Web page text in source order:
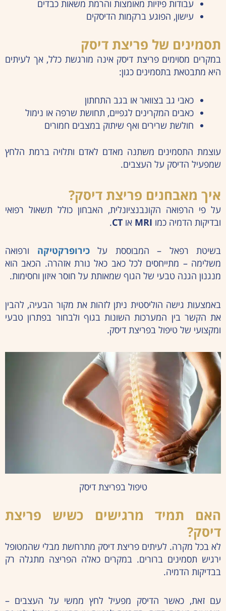
עבודות פיזיות מאומצות והרמת משאות כבדים
עישון, הפוגע ברקמות הדיסקים
תסמינים של פריצת דיסק
במקרים מסוימים פריצת דיסק אינה מורגשת כלל, אך לעיתים
היא מתבטאת בתסמינים כגון:
כאבי גב בצוואר או בגב התחתון
כאבים המקרינים לגפיים, תחושת שרפה או נימול
חולשת שרירים ואף שיתוק במצבים חמורים
עוצמת התסמינים משתנה מאדם לאדם ותלויה ברמת הלחץ
שמפעיל הדיסק על העצבים.
איך מאבחנים פריצת דיסק?
על פי הרפואה הקונבנציונלית, האבחון כולל תשאול רפואי
ובדיקות הדמיה כמו MRI או CT
.
בשיטת רפאל – המבוססת עלכירופרקטיקה ורפואה
משלימה – מתייחסים לכל כאב כאל נורת אזהרה. הכאב הוא
מנגנון הגנה טבעי של הגוף שמאותת על חוסר איזון וחסימות.
באמצעות גישה הוליסטית ניתן לזהות את מקור הבעיה, להבין
את הקשר בין המערכות השונות בגוף ולבחור בפתרון טבעי
ומקצועי של טיפול בפריצת דיסק.
טיפול בפריצת דיסק
האם תמיד מרגישים כשיש פריצת
דיסק?
לא בכל מקרה. לעיתים פריצת דיסק מתרחשת מבלי שהמטופל
ירגיש תסמינים ברורים. במקרים כאלה הפריצה מתגלה רק
בבדיקות הדמיה.
עם זאת, כאשר הדיסק מפעיל לחץ ממשי על העצבים –